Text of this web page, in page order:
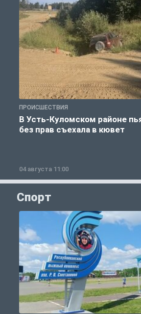
ПРОИСШЕСТВИЯ
В Усть-Куломском районе
без прав съехала в кювет
04 августа 11:00
Спорт